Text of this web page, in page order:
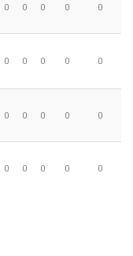
0 0 0 0 0
0 0 0 0 0
0 0 0 0 0
0 0 0 0 0